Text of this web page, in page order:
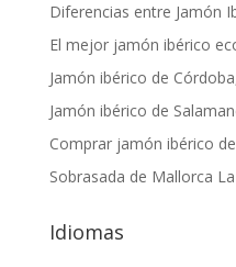
Diferencias entre Jamón
El mejor jamón ibérico
Jamón ibérico de
Jamón ibérico de
Comprar jamón ibérico
Sobrasada de Mallorca
Idiomas